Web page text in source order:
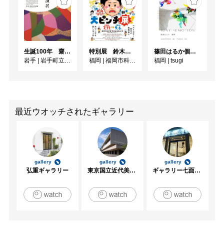
生誕100年 齋藤忠誠展
岩手 | 岩手町立石神の丘美術館
特別展 鈴木のりたけ「大ピンチ展！」
福岡 | 福岡市科学館3階企画展示室
篠田はるか個展「1DAY:4EMOTION」
福岡 | tsugi
最近ウオッチされたギャラリー
gallery
弘重ギャラリー
gallery
東京国立近代美術館
gallery
ギャラリー七面坂途中